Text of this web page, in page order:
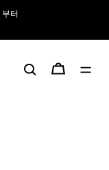
부터